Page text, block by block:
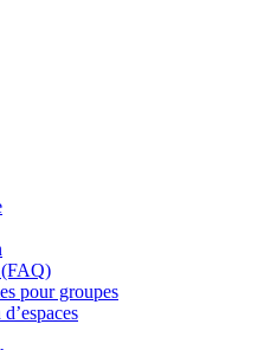
(FAQ)
pour groupes